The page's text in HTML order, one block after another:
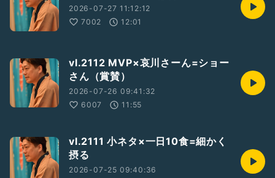
2026-07-27 11:12:12
7002
12:01
vl.2112 MVP×哀川さーん=ショー
さん（賞賛）
2026-07-26 09:41:32
6007
11:55
vl.2111 小ネタ×一日10食=細かく
摂る
2026-07-25 09:40:36